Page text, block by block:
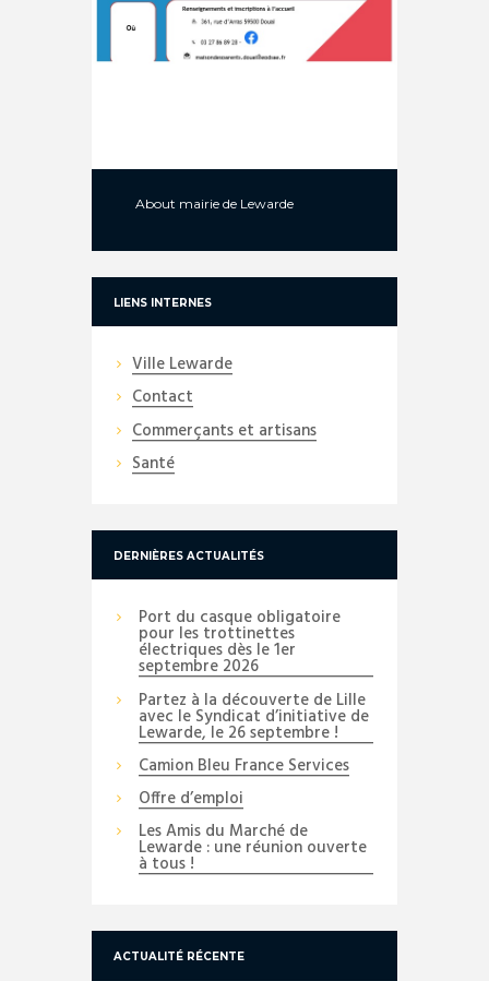
About mairie de Lewarde
LIENS INTERNES
Ville Lewarde
Contact
Commerçants et artisans
Santé
DERNIÈRES ACTUALITÉS
Port du casque obligatoire
pour les trottinettes
électriques dès le 1er
septembre 2026
Partez à la découverte de Lille
avec le Syndicat d’initiative de
Lewarde, le 26 septembre !
Camion Bleu France Services
Offre d’emploi
Les Amis du Marché de
Lewarde : une réunion ouverte
à tous !
ACTUALITÉ RÉCENTE